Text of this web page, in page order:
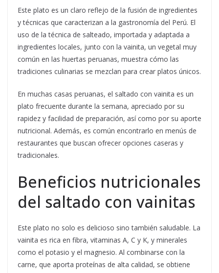
Este plato es un claro reflejo de la fusión de ingredientes
y técnicas que caracterizan a la gastronomía del Perú. El
uso de la técnica de salteado, importada y adaptada a
ingredientes locales, junto con la vainita, un vegetal muy
común en las huertas peruanas, muestra cómo las
tradiciones culinarias se mezclan para crear platos únicos.
En muchas casas peruanas, el saltado con vainita es un
plato frecuente durante la semana, apreciado por su
rapidez y facilidad de preparación, así como por su aporte
nutricional. Además, es común encontrarlo en menús de
restaurantes que buscan ofrecer opciones caseras y
tradicionales.
Beneficios nutricionales
del saltado con vainitas
Este plato no solo es delicioso sino también saludable. La
vainita es rica en fibra, vitaminas A, C y K, y minerales
como el potasio y el magnesio. Al combinarse con la
carne, que aporta proteínas de alta calidad, se obtiene